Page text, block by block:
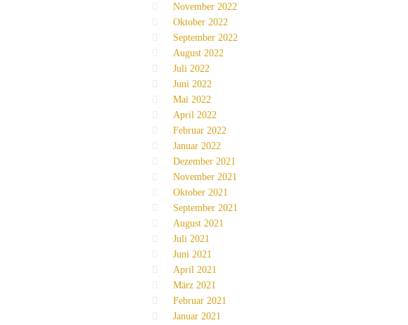
November 2022
Oktober 2022
September 2022
August 2022
Juli 2022
Juni 2022
Mai 2022
April 2022
Februar 2022
Januar 2022
Dezember 2021
November 2021
Oktober 2021
September 2021
August 2021
Juli 2021
Juni 2021
April 2021
März 2021
Februar 2021
Januar 2021